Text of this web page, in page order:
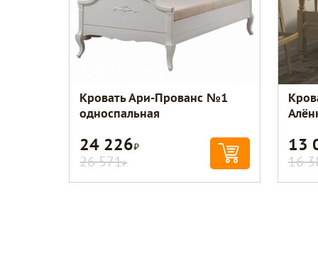
Кровать Ари-Прованс №1
односпальная
24 226Р
26 571Р
13
16